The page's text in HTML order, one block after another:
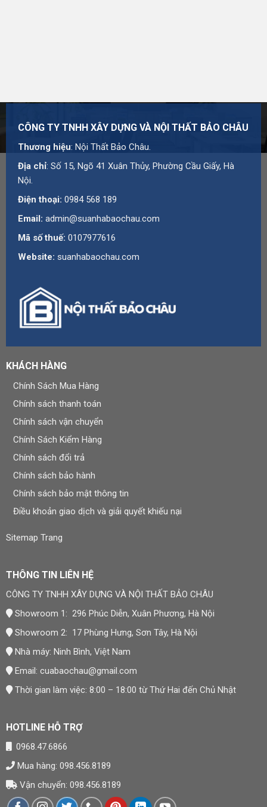
CÔNG TY TNHH XÂY DỰNG VÀ NỘI THẤT BẢO CHÂU
Thương hiệu: Nội Thất Bảo Châu.
Địa chỉ: Số 15, Ngõ 41 Xuân Thủy, Phường Cầu Giấy, Hà
Nội.
Điện thoại: 0984 568 189
Email: admin@suanhabaochau.com
Mã số thuế: 0107977616
Website: suanhabaochau.com
KHÁCH HÀNG
Chính Sách Mua Hàng
Chính sách thanh toán
Chính sách vận chuyển
Chính Sách Kiểm Hàng
Chính sách đổi trả
Chính sách bảo hành
Chính sách bảo mật thông tin
Điều khoản giao dịch và giải quyết khiếu nại
Sitemap Trang
THÔNG TIN LIÊN HỆ
CÔNG TY TNHH XÂY DỰNG VÀ NỘI THẤT BẢO CHÂU
Showroom 1: 296 Phúc Diễn, Xuân Phương, Hà Nội
Showroom 2: 17 Phùng Hưng, Sơn Tây, Hà Nội
Nhà máy: Ninh Bình, Việt Nam
Email: cuabaochau@gmail.com
Thời gian làm việc: 8:00 – 18:00 từ Thứ Hai đến Chủ Nhật
HOTLINE HỖ TRỢ
0968.47.6866
Mua hàng: 098.456.8189
Vận chuyển: 098.456.8189